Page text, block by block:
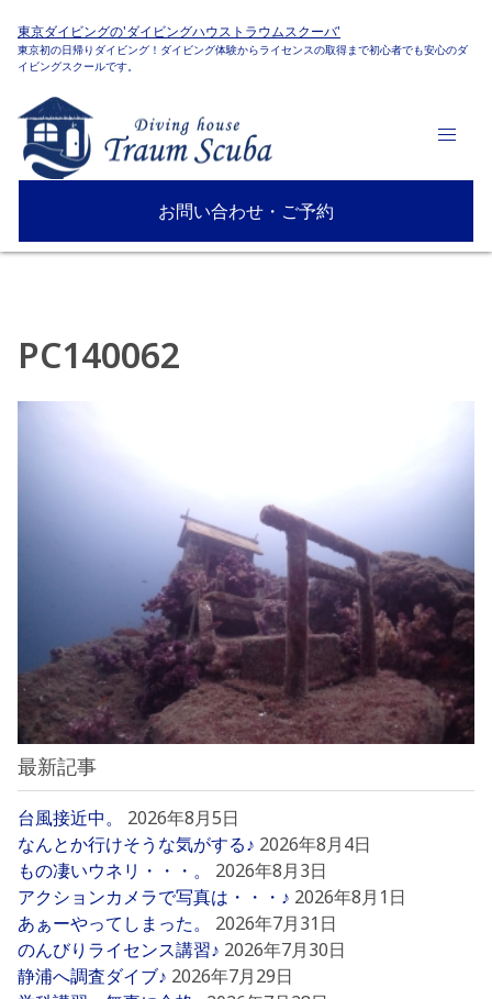
東京ダイビングの'ダイビングハウストラウムスクーバ'
東京初の日帰りダイビング！ダイビング体験からライセンスの取得まで初心者でも安心のダ
イビングスクールです。
お問い合わせ・ご予約
PC140062
最新記事
台風接近中。
2026年8月5日
なんとか行けそうな気がする♪ 2026年8月4日
もの凄いウネリ・・・。
2026年8月3日
アクションカメラで写真は・・・♪ 2026年8月1日
あぁーやってしまった。
2026年7月31日
のんびりライセンス講習♪ 2026年7月30日
静浦へ調査ダイブ♪ 2026年7月29日